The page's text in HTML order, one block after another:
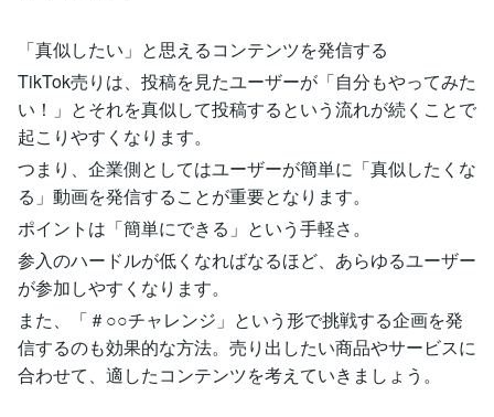
「真似したい」と思えるコンテンツを発信する
TikTok売りは、投稿を見たユーザーが「自分もやってみた
い！」とそれを真似して投稿するという流れが続くことで
起こりやすくなります。
つまり、企業側としてはユーザーが簡単に「真似したくな
る」動画を発信することが重要となります。
ポイントは「簡単にできる」という手軽さ。
参入のハードルが低くなればなるほど、あらゆるユーザー
が参加しやすくなります。
また、「＃○○チャレンジ」という形で挑戦する企画を発
信するのも効果的な方法。売り出したい商品やサービスに
合わせて、適したコンテンツを考えていきましょう。